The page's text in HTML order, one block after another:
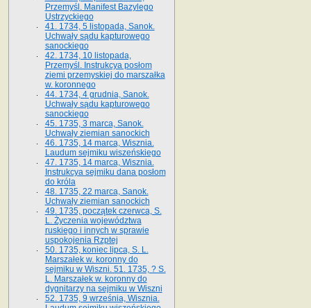
Przemyśl. Manifest Bazylego
Ustrzyckiego
41. 1734, 5 listopada, Sanok.
Uchwały sądu kapturowego
sanockiego
42. 1734, 10 listopada,
Przemyśl. Instrukcya posłom
ziemi przemyskiej do marszałka
w. koronnego
44. 1734, 4 grudnia, Sanok.
Uchwały sądu kapturowego
sanockiego
45. 1735, 3 marca, Sanok.
Uchwały ziemian sanockich
46. 1735, 14 marca, Wisznia.
Laudum sejmiku wiszeńskiego
47. 1735, 14 marca, Wisznia.
Instrukcya sejmiku dana posłom
do króla
48. 1735, 22 marca, Sanok.
Uchwały ziemian sanockich
49. 1735, początek czerwca, S.
L. Życzenia województwa
ruskiego i innych w sprawie
uspokojenia Rzptej
50. 1735, koniec lipca, S. L.
Marszałek w. koronny do
sejmiku w Wiszni. 51. 1735, ? S.
L. Marszałek w. koronny do
dygnitarzy na sejmiku w Wiszni
52. 1735, 9 września, Wisznia.